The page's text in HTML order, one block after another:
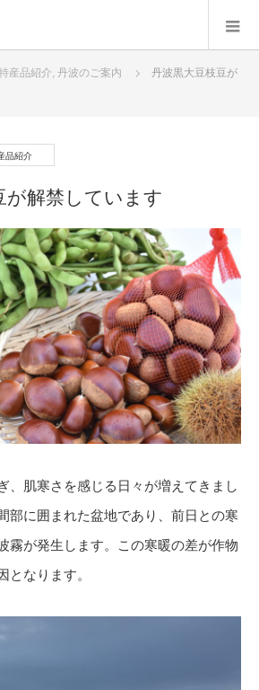
産品紹介, 丹波のご案内
丹波黒大豆枝豆が
品紹介
が解禁しています
、肌寒さを感じる日々が増えてきまし
部に囲まれた盆地であり、前日との寒
霧が発生します。この寒暖の差が作物
となります。